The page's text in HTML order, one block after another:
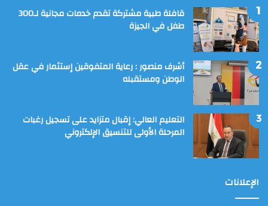
قافلة طبية مشتركة تقدم خدمات مجانية لـ300
طفل في الجيزة
أشرف منصور : رعاية المتفوقين إستثمار في عقل
الوطن ومستقبله
التعليم العالي: إقبال متزايد على تسجيل رغبات
المرحلة الأولى للتنسيق الإلكتروني
الإعلانات